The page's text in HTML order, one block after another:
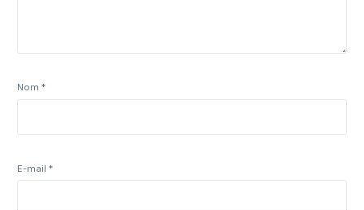
Nom*
E-mail*